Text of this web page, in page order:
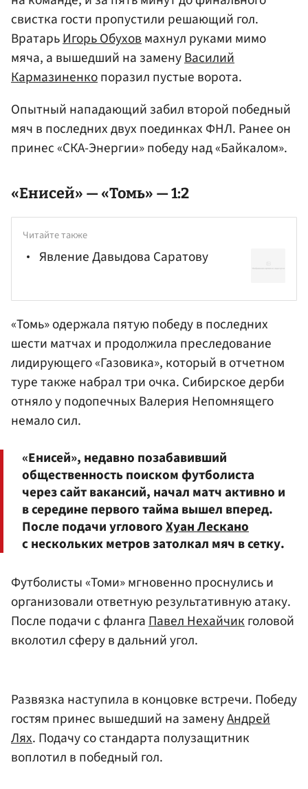
свистка гости пропустили решающий гол.
ВратарьИгорь Обухов махнул руками мимо
мяча, а вышедший на заменуВасилий
Кармазиненкопоразил пустые ворота.
Опытный нападающий забил второй победный
мяч в последних двух поединках ФНЛ. Ранее он
принес «СКА-Энергии» победу над «Байкалом».
«Енисей» — «Томь» — 1:2
Читайте также
Явление Давыдова Саратову
«Томь» одержала пятую победу в последних
шести матчах и продолжила преследование
лидирующего «Газовика», который в отчетном
туре также набрал три очка. Сибирское дерби
отняло у подопечных Валерия Непомнящего
немало сил.
«Енисей», недавно позабавивший
общественность поиском футболиста
через сайт вакансий, начал матч активно и
в середине первого тайма вышел вперед.
После подачи угловогоХуан Лескано
с нескольких метров затолкал мяч в сетку.
Футболисты «Томи» мгновенно проснулись и
организовали ответную результативную атаку.
После подачи с флангаПавел Нехайчикголовой
вколотил сферу в дальний угол.
Развязка наступила в концовке встречи. Победу
гостям принес вышедший на заменуАндрей
Лях. Подачу со стандарта полузащитник
воплотил в победный гол.